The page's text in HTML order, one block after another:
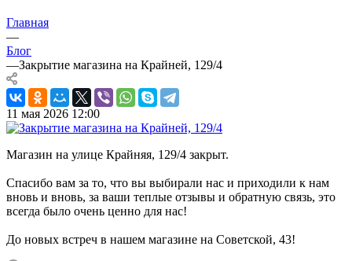
Главная
—
Блог
—Закрытие магазина на Крайней, 129/4
11 мая 2026 12:00
Магазин на улице Крайняя, 129/4 закрыт.
Спасибо вам за то, что вы выбирали нас и приходили к нам
вновь и вновь, за ваши теплые отзывы и обратную связь, это
всегда было очень ценно для нас!
До новых встреч в нашем магазине на Советской, 43!